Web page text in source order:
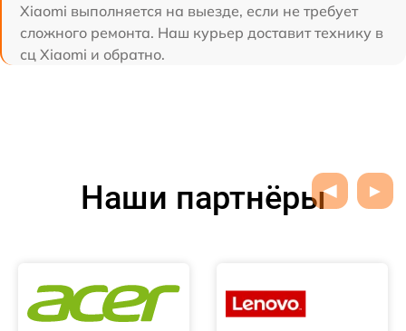
Xiaomi выполняется на выезде, если не требует
сложного ремонта. Наш курьер доставит технику в
сц Xiaomi и обратно.
Наши партнёры